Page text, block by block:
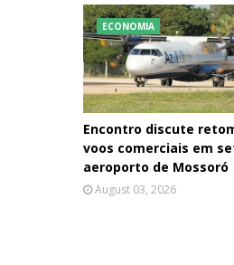
ECONOMIA
Encontro discute
voos comerciais em
aeroporto de Mossoró
August 03, 2026